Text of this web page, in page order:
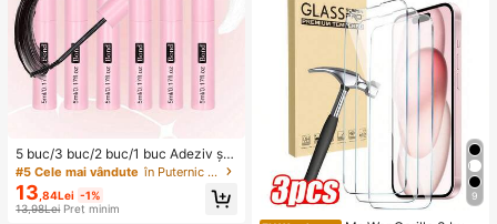
5 buc/3 buc/2 buc/1 buc Adeziv și s
igilant pentru gene, pentru extensii
de gene DIY, adeziv pentru gene cu
fixare puternică, adeziv pentru gen
ciuri de gene 2 în 1, pentru purtare p
#5 Cele mai vândute în Puternic Adezivi și lipici pentru gene
13 ,84Lei -1%
13,98LeiPreț minim
9